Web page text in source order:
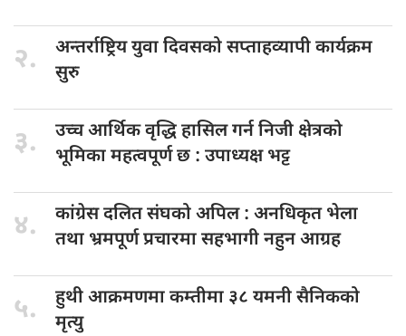
२. अन्तर्राष्ट्रिय युवादिवसको सप्ताहव्यापी कार्यक्रम
सुरु
३. उच्च आर्थिकवृद्धि हासिल गर्न निजी क्षेत्रको
भूमिका महत्वपूर्ण छ : उपाध्यक्ष भट्ट
४. कांग्रेस दलितसंघको अपिल : अनधिकृत भेला
तथा भ्रमपूर्ण प्रचारमा सहभागी नहुन आग्रह
५. हुथी आक्रमणमाकम्तीमा ३८ यमनी सैनिकको
मृत्यु